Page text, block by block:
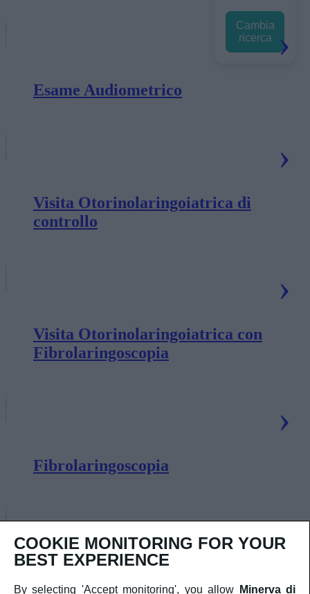
Cambia
ricerca
Esame Audiometrico
Visita Otorinolaringoiatrica di
controllo
Visita Otorinolaringoiatrica con
Fibrolaringoscopia
Fibrolaringoscopia
COOKIE MONITORING FOR YOUR
BEST EXPERIENCE
By selecting 'Accept monitoring', you allow Minerva di